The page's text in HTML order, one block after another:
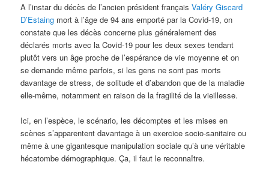
A l’instar du décès de l’ancien président françaisValéry Giscard
D’Estaing mort à l’âge de 94 ans emporté par la Covid-19, on
constate que les décès concerne plus généralement des
déclarés morts avec la Covid-19 pour les deux sexes tendant
plutôt vers un âge proche de l’espérance de vie moyenne et on
se demande même parfois, si les gens ne sont pas morts
davantage de stress, de solitude et d’abandon que de la maladie
elle-même, notamment en raison de la fragilité de la vieillesse.
Ici, en l’espèce, le scénario, les décomptes et les mises en
scènes s’apparentent davantage à un exercice socio-sanitaire ou
même à une gigantesque manipulation sociale qu’à une véritable
hécatombe démographique. Ça, il faut le reconnaître.